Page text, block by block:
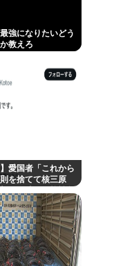
が発表される 俺
たのは…
ヶ月後にそれぞれ
強になりたいどう
教えろ
】愛国者「これから
を捨てて核三原
いる、試してみる